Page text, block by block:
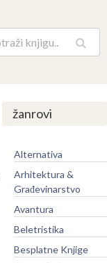
Pretraga
žanrovi
Alternativa
Arhitektura &
Građevinarstvo
Avantura
Beletristika
Besplatne Knjige